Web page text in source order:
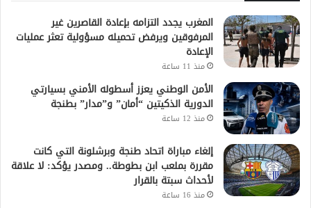
المغرب يجدد التزامه بإعادة القاصرين غير
المرفوقين ويرفض تحميله مسؤولية تعثر عمليات
الإعادة
منذ 11 ساعة
الأمن الوطني يعزز أسطوله الأمني بسيارتي
الدورية الذكيتين “أمان” و”مدار” بطنجة
منذ 12 ساعة
إلغاء مباراة اتحاد طنجة وبرشلونة التي كانت
مقررة بملعب ابن بطوطة.. ومصدر يؤكد: لا علاقة
لأحداث سبتة بالقرار
منذ 16 ساعة